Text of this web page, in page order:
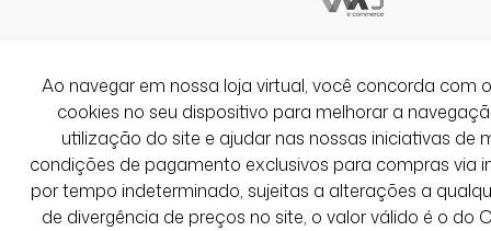
Ver Mais Avaliações
Ao navegar em nossa loja virtual, você concorda com
cookies no seu dispositivo para melhorar a
utilização do site e ajudar nas nossas iniciativas de
condições de pagamento exclusivos para compras via
por tempo indeterminado, sujeitas a alterações a
de divergência de preços no site, o valor válido é o do